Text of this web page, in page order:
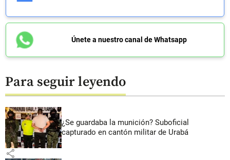
Únete a nuestro canal de Whatsapp
Para seguir leyendo
¿Se guardaba la munición? Suboficial
capturado en cantón militar de Urabá
share